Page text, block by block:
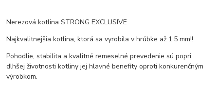
Nerezová kotlina STRONG EXCLUSIVE
Najkvalitnejšia kotlina, ktorá sa vyrobila v hrúbke až 1,5 mm!!
Pohodlie, stabilita a kvalitné remeselné prevedenie sú popri
dlhšej životnosti kotliny jej hlavné benefity oproti konkurenčným
výrobkom.